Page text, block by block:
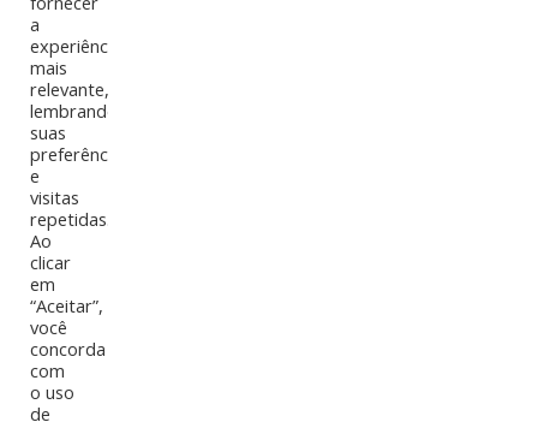
Envelopes
Home
a
experiência
mais
relevante,
lembrando
suas
preferências
e
visitas
repetidas.
Ao
clicar
em
“Aceitar”,
você
concorda
com
o uso
de